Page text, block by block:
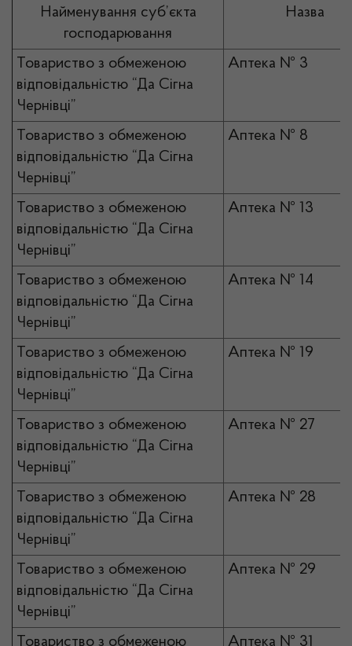
Найменування суб’єкта
господарювання
Назва
Товариство з обмеженою
відповідальністю “Да Сігна
Чернівці”
Аптека № 3
Товариство з обмеженою
відповідальністю “Да Сігна
Чернівці”
Аптека № 8
Товариство з обмеженою
відповідальністю “Да Сігна
Чернівці”
Аптека № 13
Товариство з обмеженою
відповідальністю “Да Сігна
Чернівці”
Аптека № 14
Товариство з обмеженою
відповідальністю “Да Сігна
Чернівці”
Аптека № 19
Товариство з обмеженою
відповідальністю “Да Сігна
Чернівці”
Аптека № 27
Товариство з обмеженою
відповідальністю “Да Сігна
Чернівці”
Аптека № 28
Товариство з обмеженою
відповідальністю “Да Сігна
Чернівці”
Аптека № 29
Товариство з обмеженою
Аптека № 31